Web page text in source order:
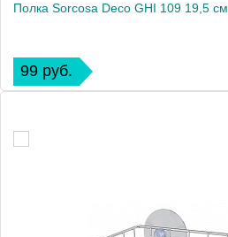
Полка Sorcosa Deco GHI 109 19,5 см
99 руб.